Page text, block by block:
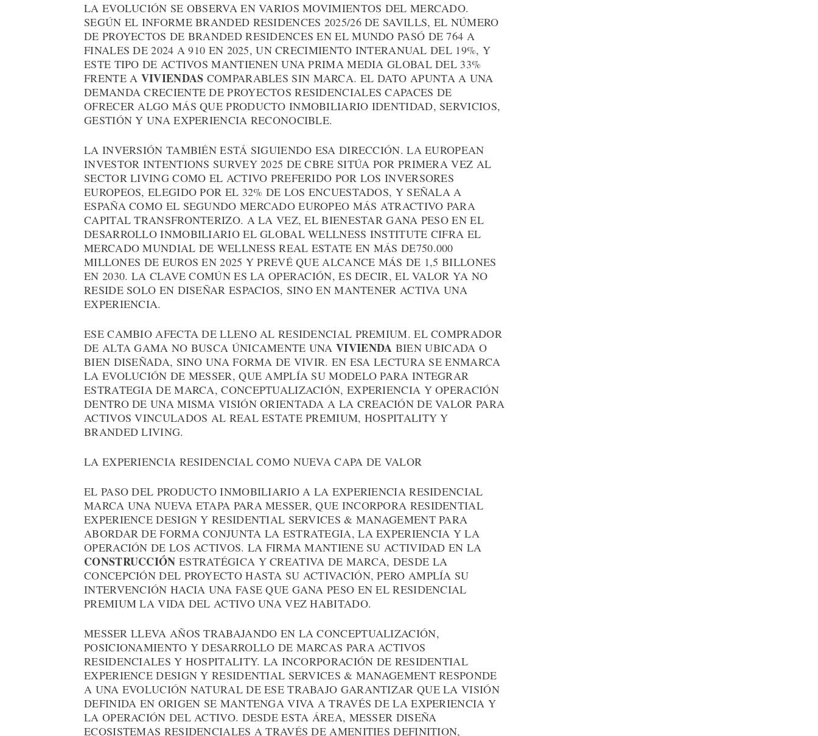
LA EVOLUCIÓN SE OBSERVA EN VARIOS MOVIMIENTOS DEL MERCADO.
SEGÚN EL INFORME BRANDED RESIDENCES 2025/26 DE SAVILLS, EL NÚMERO
DE PROYECTOS DE BRANDED RESIDENCES EN EL MUNDO PASÓ DE 764 A
FINALES DE 2024 A 910 EN 2025, UN CRECIMIENTO INTERANUAL DEL 19%, Y
ESTE TIPO DE ACTIVOS MANTIENEN UNA PRIMA MEDIA GLOBAL DEL 33%
FRENTE A VIVIENDAS COMPARABLES SIN MARCA. EL DATO APUNTA A UNA
DEMANDA CRECIENTE DE PROYECTOS RESIDENCIALES CAPACES DE
OFRECER ALGO MÁS QUE PRODUCTO INMOBILIARIO IDENTIDAD, SERVICIOS,
GESTIÓN Y UNA EXPERIENCIA RECONOCIBLE.
LA INVERSIÓN TAMBIÉN ESTÁ SIGUIENDO ESA DIRECCIÓN. LA EUROPEAN
INVESTOR INTENTIONS SURVEY 2025 DE CBRE SITÚA POR PRIMERA VEZ AL
SECTOR LIVING COMO EL ACTIVO PREFERIDO POR LOS INVERSORES
EUROPEOS, ELEGIDO POR EL 32% DE LOS ENCUESTADOS, Y SEÑALA A
ESPAÑA COMO EL SEGUNDO MERCADO EUROPEO MÁS ATRACTIVO PARA
CAPITAL TRANSFRONTERIZO. A LA VEZ, EL BIENESTAR GANA PESO EN EL
DESARROLLO INMOBILIARIO EL GLOBAL WELLNESS INSTITUTE CIFRA EL
MERCADO MUNDIAL DE WELLNESS REAL ESTATE EN MÁS DE750.000
MILLONES DE EUROS EN 2025 Y PREVÉ QUE ALCANCE MÁS DE 1,5 BILLONES
EN 2030. LA CLAVE COMÚN ES LA OPERACIÓN, ES DECIR, EL VALOR YA NO
RESIDE SOLO EN DISEÑAR ESPACIOS, SINO EN MANTENER ACTIVA UNA
EXPERIENCIA.
ESE CAMBIO AFECTA DE LLENO AL RESIDENCIAL PREMIUM. EL COMPRADOR
DE ALTA GAMA NO BUSCA ÚNICAMENTE UNAVIVIENDA BIEN UBICADA O
BIEN DISEÑADA, SINO UNA FORMA DE VIVIR. EN ESA LECTURA SE ENMARCA
LA EVOLUCIÓN DE MESSER, QUE AMPLÍA SU MODELO PARA INTEGRAR
ESTRATEGIA DE MARCA, CONCEPTUALIZACIÓN, EXPERIENCIA Y OPERACIÓN
DENTRO DE UNA MISMA VISIÓN ORIENTADA A LA CREACIÓN DE VALOR PARA
ACTIVOS VINCULADOS AL REAL ESTATE PREMIUM, HOSPITALITY Y
BRANDED LIVING.
LA EXPERIENCIA RESIDENCIAL COMO NUEVA CAPA DE VALOR
EL PASO DEL PRODUCTO INMOBILIARIO A LA EXPERIENCIA RESIDENCIAL
MARCA UNA NUEVA ETAPA PARA MESSER, QUE INCORPORA RESIDENTIAL
EXPERIENCE DESIGN Y RESIDENTIAL SERVICES & MANAGEMENT PARA
ABORDAR DE FORMA CONJUNTA LA ESTRATEGIA, LA EXPERIENCIA Y LA
OPERACIÓN DE LOS ACTIVOS. LA FIRMA MANTIENE SU ACTIVIDAD EN LA
CONSTRUCCIÓN ESTRATÉGICA Y CREATIVA DE MARCA, DESDE LA
CONCEPCIÓN DEL PROYECTO HASTA SU ACTIVACIÓN, PERO AMPLÍA SU
INTERVENCIÓN HACIA UNA FASE QUE GANA PESO EN EL RESIDENCIAL
PREMIUM LA VIDA DEL ACTIVO UNA VEZ HABITADO.
MESSER LLEVA AÑOS TRABAJANDO EN LA CONCEPTUALIZACIÓN,
POSICIONAMIENTO Y DESARROLLO DE MARCAS PARA ACTIVOS
RESIDENCIALES Y HOSPITALITY. LA INCORPORACIÓN DE RESIDENTIAL
EXPERIENCE DESIGN Y RESIDENTIAL SERVICES & MANAGEMENT RESPONDE
A UNA EVOLUCIÓN NATURAL DE ESE TRABAJO GARANTIZAR QUE LA VISIÓN
DEFINIDA EN ORIGEN SE MANTENGA VIVA A TRAVÉS DE LA EXPERIENCIA Y
LA OPERACIÓN DEL ACTIVO. DESDE ESTA ÁREA, MESSER DISEÑA
ECOSISTEMAS RESIDENCIALES A TRAVÉS DE AMENITIES DEFINITION,